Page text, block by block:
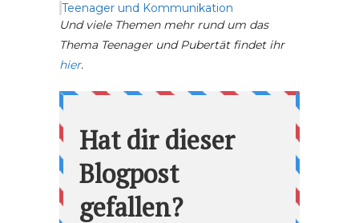
Teenager und Kommunikation
Und viele Themen mehr rund um das
Thema Teenager und Pubertät findet ihr
hier.